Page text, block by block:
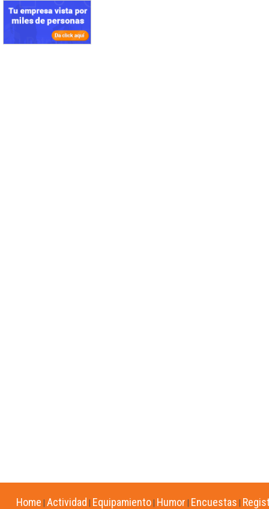
Home Actividad Equipamiento Humor Encuestas